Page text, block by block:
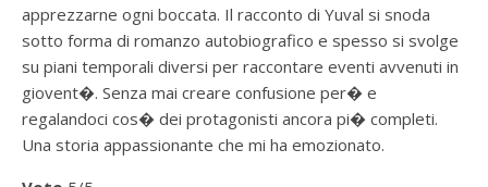
apprezzarne ogni boccata. Il racconto di Yuval si snoda
sotto forma di romanzo autobiografico e spesso si svolge
su piani temporali diversi per raccontare eventi avvenuti in
giovent�. Senza mai creare confusione per� e
regalandoci cos� dei protagonisti ancora pi� completi.
Una storia appassionante che mi ha emozionato.